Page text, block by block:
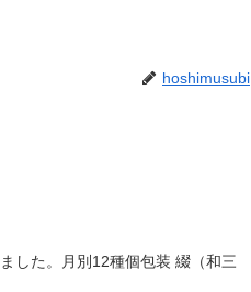
hoshimusubi
した。月別12種個包装 綴（和三